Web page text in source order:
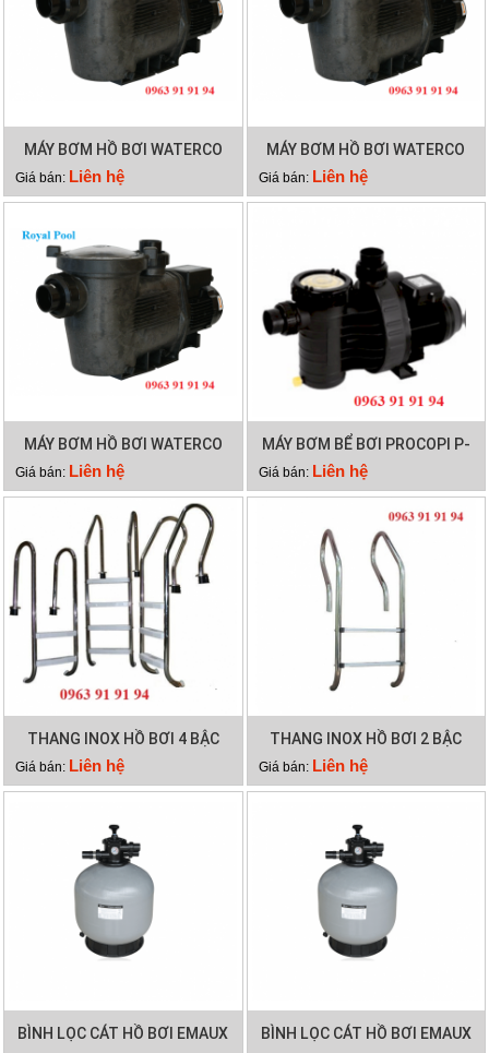
MÁY BƠM HỒ BƠI WATERCO
HYDROSTAR 200
Giá bán: Liên hệ
MÁY BƠM HỒ BƠI WATERCO
HYDROSTAR 250
Giá bán: Liên hệ
MÁY BƠM HỒ BƠI WATERCO
HYDROSTAR 300
Giá bán: Liên hệ
MÁY BƠM BỂ BƠI PROCOPI P-
AP 0.95HP
Giá bán: Liên hệ
THANG INOX HỒ BƠI 4 BẬC
Giá bán: Liên hệ
THANG INOX HỒ BƠI 2 BẬC
Giá bán: Liên hệ
BÌNH LỌC CÁT HỒ BƠI EMAUX
BÌNH LỌC CÁT HỒ BƠI EMAUX